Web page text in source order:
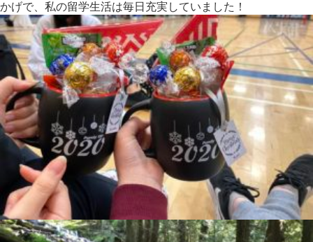
かげで、私の留学生活は毎日充実していました！